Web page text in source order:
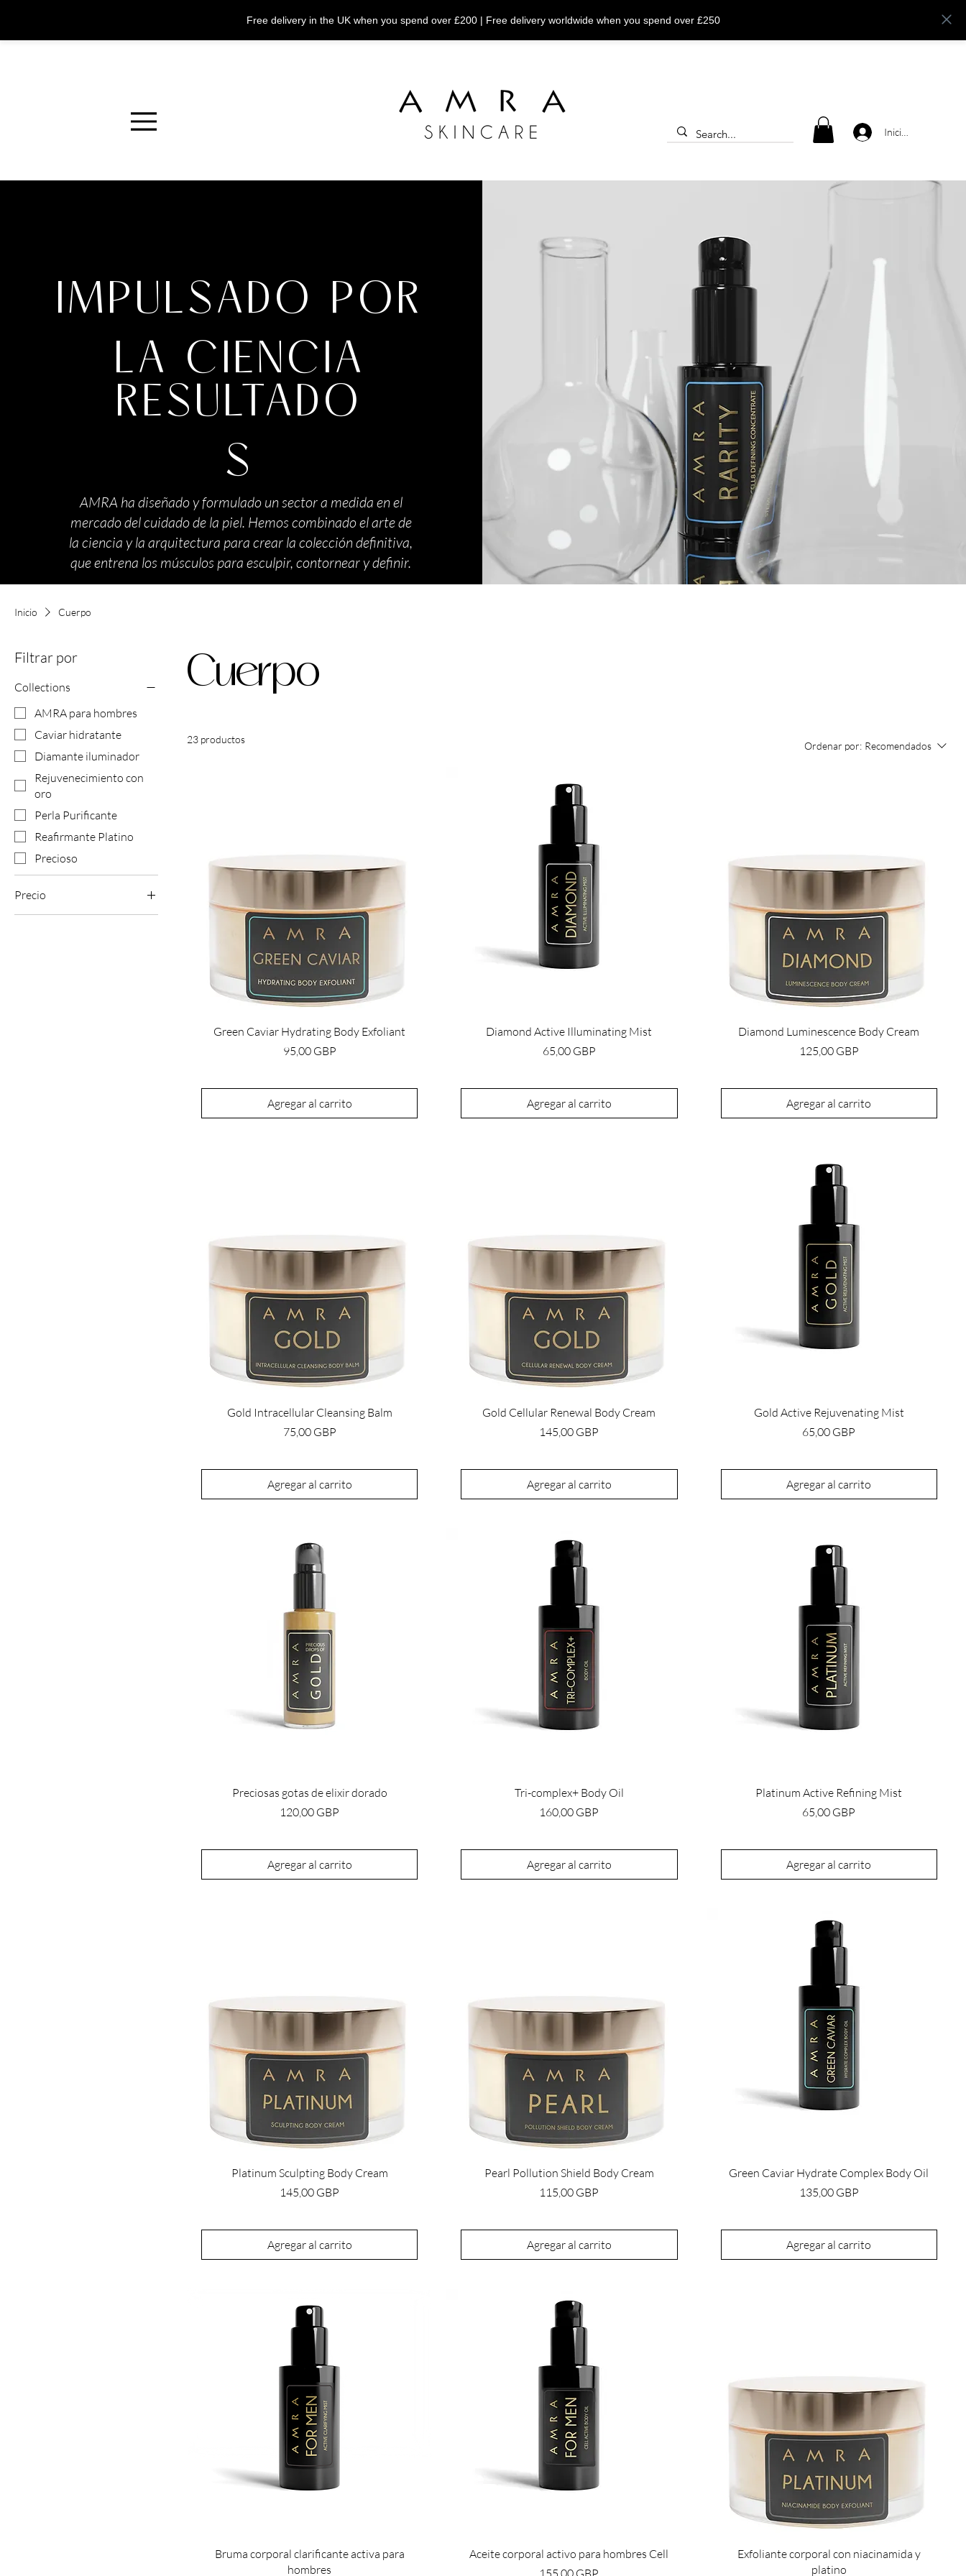
Free delivery in the UK when you spend over £200 | Free delivery worldwide when you spend over £250
Iniciar sesión
IMPULSADO POR
LA CIENCIA
RESULTADO
S
AMRA ha diseñado y formulado un sector a medida en el
mercado del cuidado de la piel. Hemos combinado el arte de
la ciencia y la arquitectura para crear la colección definitiva,
que entrena los músculos para esculpir, contornear y definir.
Inicio Cuerpo
Filtrar por
Collections
AMRA para hombres
Caviar hidratante
Diamante iluminador
Rejuvenecimiento con
oro
Perla Purificante
Reafirmante Platino
Precioso
Precio
Cuerpo
23 productos
Ordenar por: Recomendados
Green Caviar Hydrating Body Exfoliant
Precio
95,00 GBP
Agregar al carrito
Diamond Active Illuminating Mist
Precio
65,00 GBP
Agregar al carrito
Diamond Luminescence Body Cream
Precio
125,00 GBP
Agregar al carrito
Gold Intracellular Cleansing Balm
Precio
75,00 GBP
Agregar al carrito
Gold Cellular Renewal Body Cream
Precio
145,00 GBP
Agregar al carrito
Gold Active Rejuvenating Mist
Precio
65,00 GBP
Agregar al carrito
Preciosas gotas de elixir dorado
Precio
120,00 GBP
Agregar al carrito
Tri-complex+ Body Oil
Precio
160,00 GBP
Agregar al carrito
Platinum Active Refining Mist
Precio
65,00 GBP
Agregar al carrito
Platinum Sculpting Body Cream
Precio
145,00 GBP
Agregar al carrito
Pearl Pollution Shield Body Cream
Precio
115,00 GBP
Agregar al carrito
Green Caviar Hydrate Complex Body Oil
Precio
135,00 GBP
Agregar al carrito
Bruma corporal clarificante activa para
hombres
Aceite corporal activo para hombres Cell
Precio
155,00 GBP
Exfoliante corporal con niacinamida y
platino